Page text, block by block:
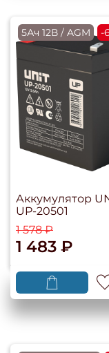
5Ач 12В / AGM -
Аккумулятор
UP-20501
1 578 ₽
1 483 ₽